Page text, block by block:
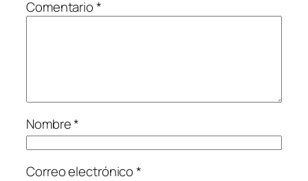
Comentario*
Nombre*
Correo electrónico*